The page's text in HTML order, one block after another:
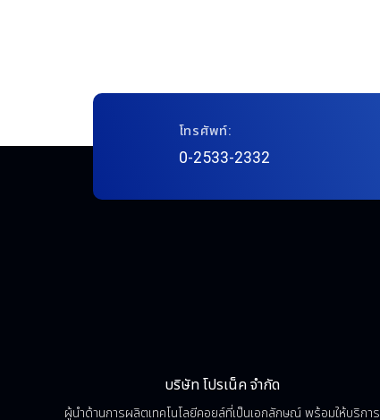
โทรศัพท์:
0-2533-2332
บริษัท โปรเน็ค จำกัด
ผู้นำด้านการผลิตเทคโนโลยีคอยล์ที่เป็นเอกลักษณ์ พร้อมให้บริการ